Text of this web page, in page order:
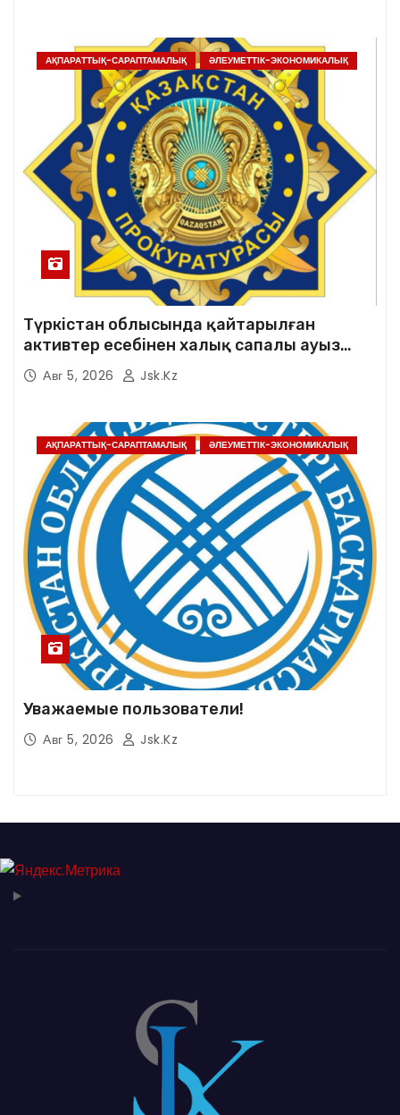
АҚПАРАТТЫҚ-САРАПТАМАЛЫҚ ӘЛЕУМЕТТІК-ЭКОНОМИКАЛЫҚ
Түркістан облысында қайтарылған
активтер есебінен халық сапалы ауыз
сумен қамтылды
Авг 5, 2026 Jsk.kz
АҚПАРАТТЫҚ-САРАПТАМАЛЫҚ ӘЛЕУМЕТТІК-ЭКОНОМИКАЛЫҚ
Уважаемые пользователи!
Авг 5, 2026 Jsk.kz